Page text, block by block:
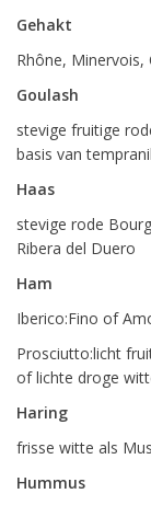
Gehakt
Rhône, Minervois,
Goulash
stevige fruitige
basis van
Haas
stevige rode
Ribera del Duero
Ham
Iberico:Fino of
Prosciutto:licht
of lichte droge
Haring
frisse witte als
Hummus